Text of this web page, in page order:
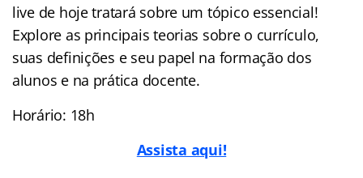
live de hoje tratará sobre um tópico essencial!
Explore as principais teorias sobre o currículo,
suas definições e seu papel na formação dos
alunos e na prática docente.
Horário: 18h
Assista aqui!